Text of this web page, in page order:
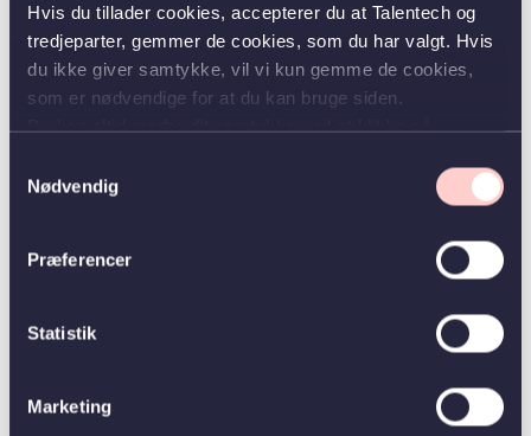
Hvis du tillader cookies, accepterer du at Talentech og
tredjeparter, gemmer de cookies, som du har valgt. Hvis
du ikke giver samtykke, vil vi kun gemme de cookies,
som er nødvendige for at du kan bruge siden.
Nødvendig
Præferencer
Statistik
Marketing